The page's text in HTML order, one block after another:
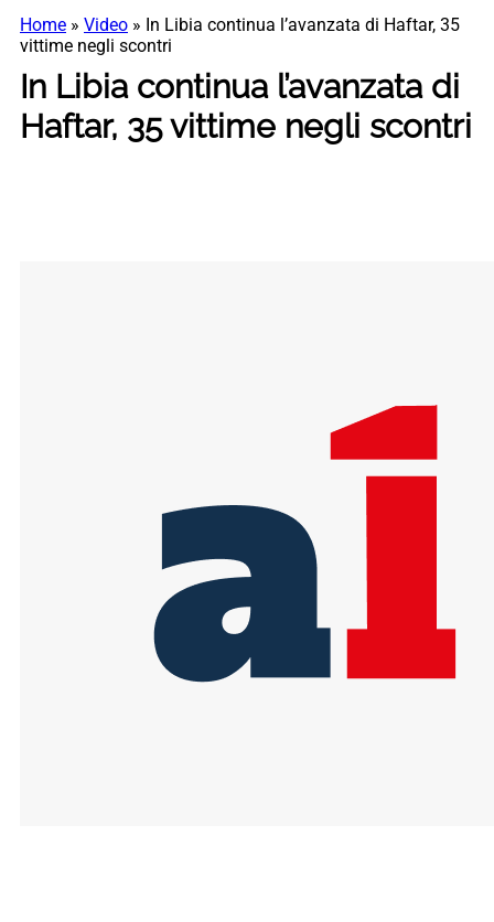
Home » Video » In Libia continua l’avanzata di Haftar, 35
vittime negli scontri
In Libia continua l’avanzata di
Haftar, 35 vittime negli scontri